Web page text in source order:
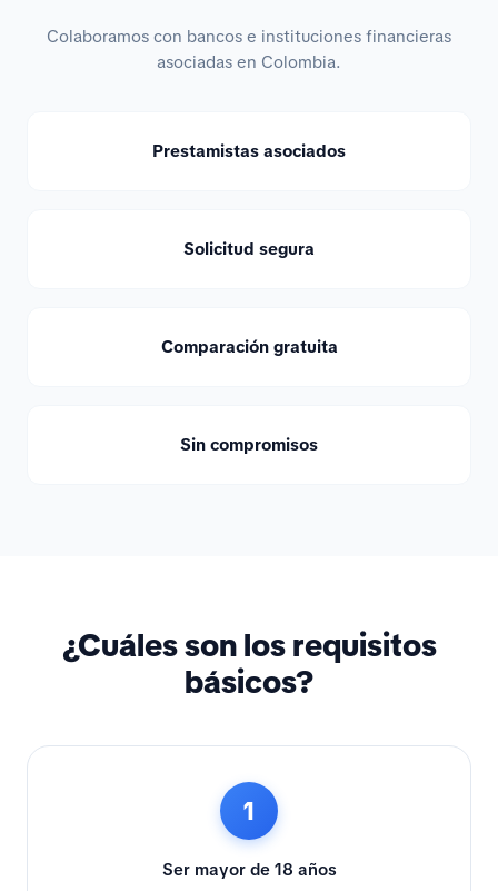
Colaboramos con bancos e instituciones financieras
asociadas en Colombia.
Prestamistas asociados
Solicitud segura
Comparación gratuita
Sin compromisos
¿Cuáles son los requisitos
básicos?
1
Ser mayor de 18 años